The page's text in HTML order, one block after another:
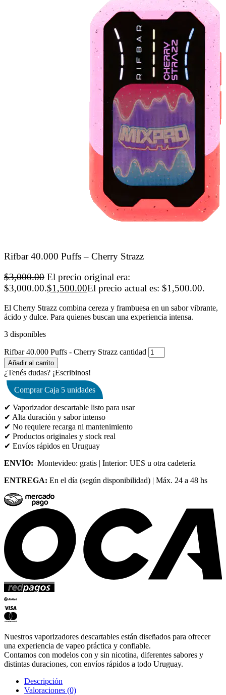
Rifbar 40.000 Puffs – Cherry Strazz
$3,000.00 El precio original era:
$3,000.00.$1,500.00El precio actual es: $1,500.00.
El Cherry Strazz combina cereza y frambuesa en un sabor vibrante,
ácido y dulce. Para quienes buscan una experiencia intensa.
3 disponibles
Rifbar 40.000 Puffs - Cherry Strazz cantidad
Añadir al carrito
¿Tenés dudas? ¡Escribinos!
Comprar Caja 5 unidades
✔ Vaporizador descartable listo para usar
✔ Alta duración y sabor intenso
✔ No requiere recarga ni mantenimiento
✔ Productos originales y stock real
✔ Envíos rápidos en Uruguay
ENVÍO: Montevideo: gratis | Interior: UES u otra cadetería
ENTREGA: En el día (según disponibilidad) | Máx. 24 a 48 hs
Nuestros vaporizadores descartables están diseñados para ofrecer
una experiencia de vapeo práctica y confiable.
Contamos con modelos con y sin nicotina, diferentes sabores y
distintas duraciones, con envíos rápidos a todo Uruguay.
Descripción
Valoraciones (0)